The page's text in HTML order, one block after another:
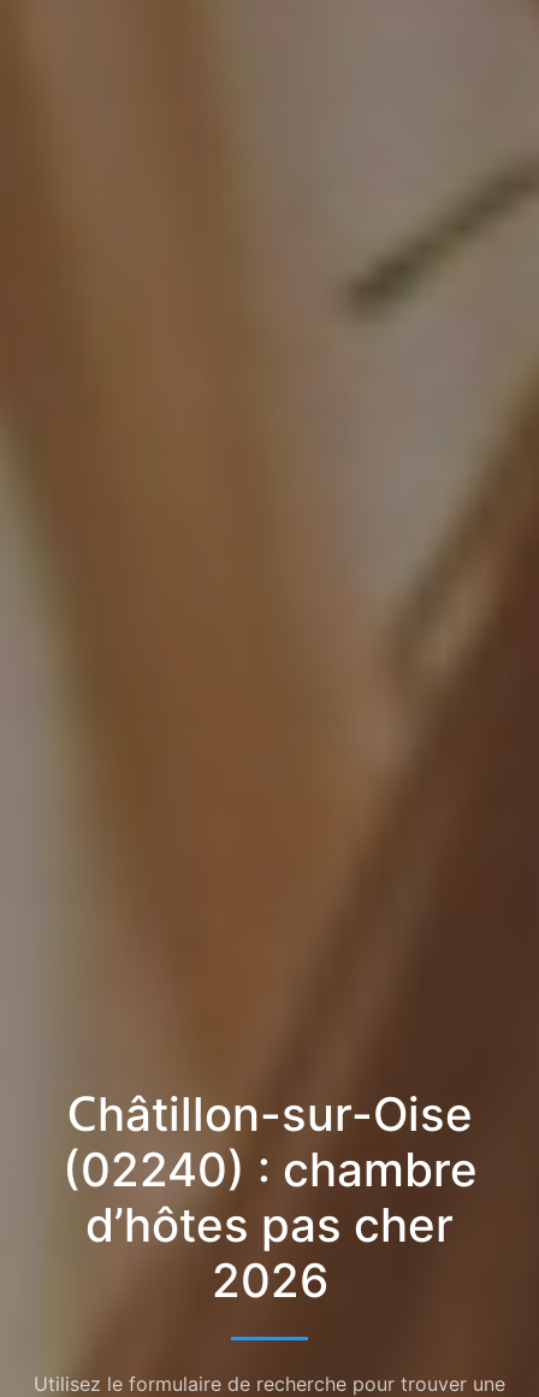
Châtillon-sur-Oise
(02240) : chambre
d’hôtes pas cher
2026
Utilisez le formulaire de recherche pour trouver une